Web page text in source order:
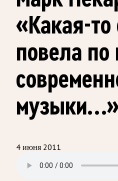
«Какая-
повела по
музыки…»
4 июня 2011